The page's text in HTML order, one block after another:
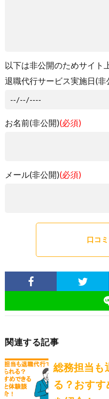
以下は非公開のためサイト
退職代行サービス実施日(非
お名前(非公開)(必須)
メール(非公開)(必須)
関連する記事
総務担当も
る？おす